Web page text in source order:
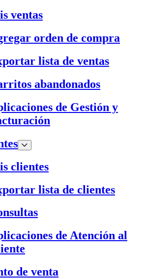
ventas
orden de compra
lista de ventas
abandonados
de Gestión y
clientes
lista de clientes
de Atención al
de venta